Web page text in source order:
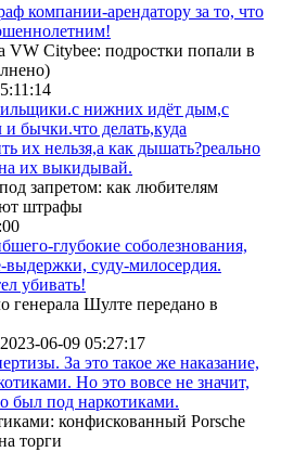
компании-арендатору за то, что
VW Citybee: подростки попали в
нижних идёт дым,с
бычки.что делать,куда
их нельзя,а как дышать?реально
их выкидывай.
запретом: как любителям
штрафы
глубокие соболезнования,
выдержки, суду-милосердия.
убивать!
генерала Шулте передано в
2023-06-09 05:27:17
За это такое же наказание,
Но это вовсе не значит,
был под наркотиками.
конфискованный Porsche
торги